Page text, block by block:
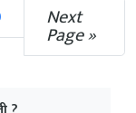
Next
Page »